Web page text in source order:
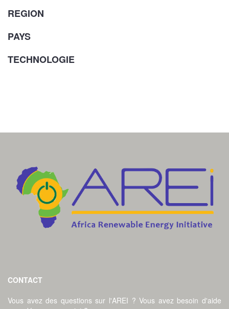
REGION
PAYS
TECHNOLOGIE
CONTACT
Vous avez des questions sur l'AREI ? Vous avez besoin d'aide